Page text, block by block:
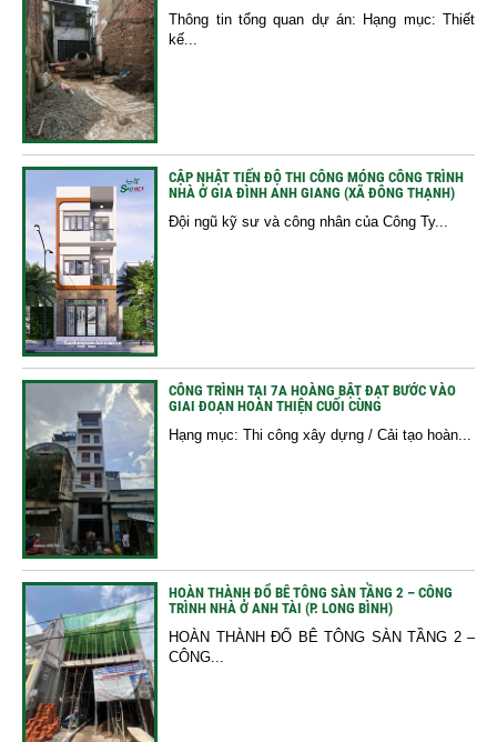
Thông tin tổng quan dự án: Hạng mục: Thiết
kế...
CẬP NHẬT TIẾN ĐỘ THI CÔNG MÓNG CÔNG TRÌNH
NHÀ Ở GIA ĐÌNH ANH GIANG (XÃ ĐÔNG THẠNH)
Đội ngũ kỹ sư và công nhân của Công Ty...
CÔNG TRÌNH TẠI 7A HOÀNG BẬT ĐẠT BƯỚC VÀO
GIAI ĐOẠN HOÀN THIỆN CUỐI CÙNG
Hạng mục: Thi công xây dựng / Cải tạo hoàn...
HOÀN THÀNH ĐỔ BÊ TÔNG SÀN TẦNG 2 – CÔNG
TRÌNH NHÀ Ở ANH TÀI (P. LONG BÌNH)
HOÀN THÀNH ĐỔ BÊ TÔNG SÀN TẦNG 2 –
CÔNG...